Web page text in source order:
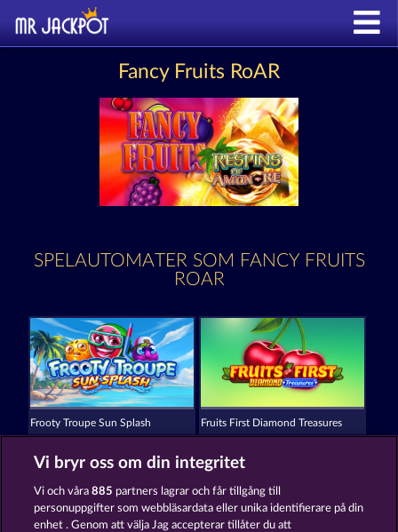
Fancy Fruits RoAR
SPELAUTOMATER SOM FANCY FRUITS
ROAR
Frooty Troupe Sun Splash Fruits First Diamond Treasures
Vi bryr oss om din integritet
Vi och våra885 partners lagrar och får tillgång till
personuppgifter som webbläsardata eller unika identifierare på din
enhet . Genom att välja Jag accepterar tillåter du att